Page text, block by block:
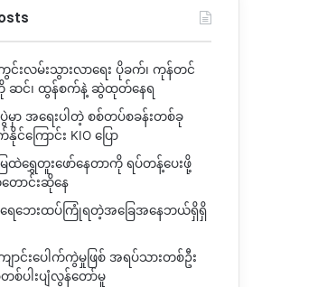
ကွင်းလမ်းသွားလာရေး ပိုခက်၊ ကုန်တင်
ဆင်၊ ထွန်စက်နဲ့ ဆွဲထုတ်နေရ
ာ အရေးပါတဲ့ စစ်တပ်စခန်းတစ်ခု
ကြောင်း KIO ပြော
ထဲရွှေတူးဖော်နေတာကို ရပ်တန့်ပေးဖို့
ောင်းဆိုနေ
ရေဘေးထပ်ကြုံရတဲ့အခြေအနေဘယ်ရှိရှိ
ောင်းပေါက်ကွဲမှုဖြစ် အရပ်သားတစ်ဦး
စ်ပါးပျံလွန်တော်မူ